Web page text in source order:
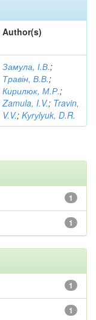
Author(s)
Замула, І.В.;
Травін, В.В.;
Кирилюк, М.Р.;
Zamula, I.V.; Travin,
V.V.; Kуrуlyuk, D.R.
1
1
1
1